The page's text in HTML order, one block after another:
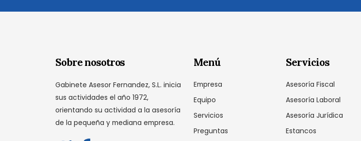
Sobre nosotros
Gabinete Asesor Fernandez, S.L. inicia
sus actividades el año 1972,
orientando su actividad a la asesoría
de la pequeña y mediana empresa.
Menú
Empresa
Equipo
Servicios
Preguntas
Servicios
Asesoría Fiscal
Asesoría Laboral
Asesoría Jurídica
Estancos